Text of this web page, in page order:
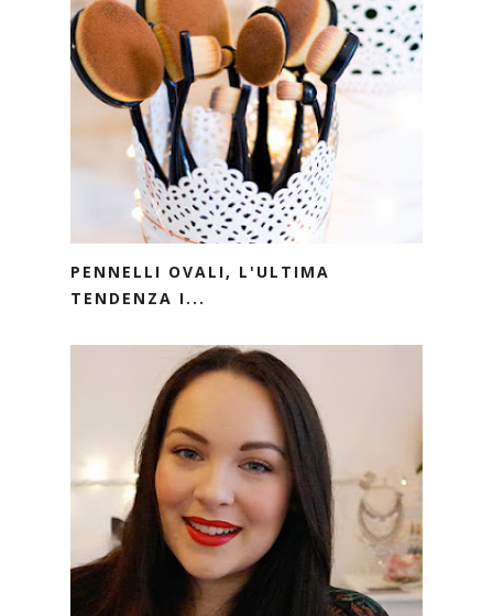
PENNELLI OVALI, L'ULTIMA
TENDENZA I...